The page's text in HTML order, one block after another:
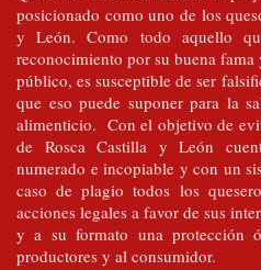
posicionado como uno de los
y León. Como todo aquello
reconocimiento por su buena
público, es susceptible de ser
que eso puede suponer para la
alimenticio. Con el objetivo de
de Rosca Castilla y León
numerado e incopiable y con un
caso de plagio todos los
acciones legales a favor de sus
y a su formato una protección
productores y al consumidor.